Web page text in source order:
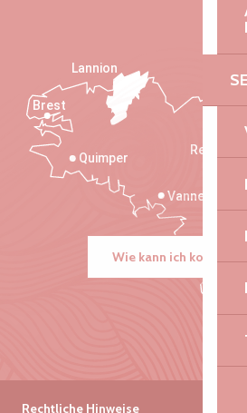
Rennes
Vannes
Quimper
Lannion
Brest
Wie kann ich kommen?
Rechtliche Hinweise